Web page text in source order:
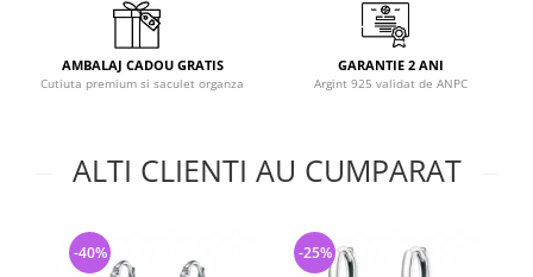
AMBALAJ CADOU GRATIS
Cutiuta premium si saculet organza
GARANTIE 2 ANI
Argint 925 validat de ANPC
ALTI CLIENTI AU CUMPARAT
-40% -25%